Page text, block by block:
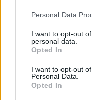
Please note that this
not limited to your visit
grant or deny consent
use your data for
consent section.
Personal Data
I want to opt-out
personal data.
Opted In
I want to opt-out
Personal Data.
Opted In
Η
ανοιχτή
Η φωνή σου έχει
καταγγελίες ή